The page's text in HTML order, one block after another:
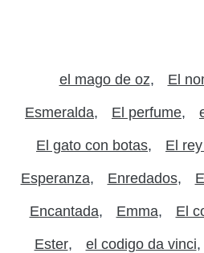
el mago de oz El
Esmeralda El perfume
El gato con botas El
Esperanza Enredados
Encantada Emma El
Ester el codigo da vinci